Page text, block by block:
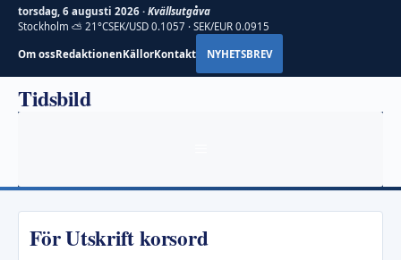
torsdag, 6 augusti 2026 · Kvällsutgåva
Stockholm ⛅ 21°CSEK/USD 0.1057 · SEK/EUR 0.0915
Om ossRedaktionenKällorKontakt NYHETSBREV
Hoppa
Tidsbild
För Utskrift korsord